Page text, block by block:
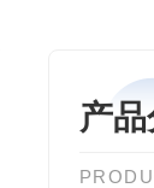
产